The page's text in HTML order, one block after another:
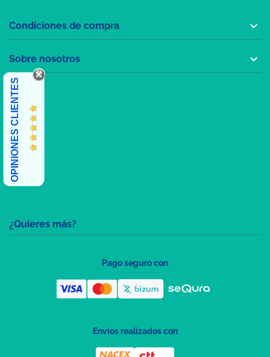
¿Quieres más?
Condiciones de compra 
Sobre nosotros 
OPINIONES CLIENTES
Pago seguro con
Envíos realizados con